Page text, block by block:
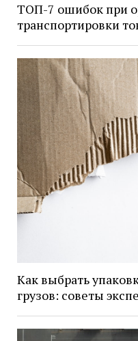
ТОП-7 ошибок при
транспортировки
Как выбрать
грузов: советы